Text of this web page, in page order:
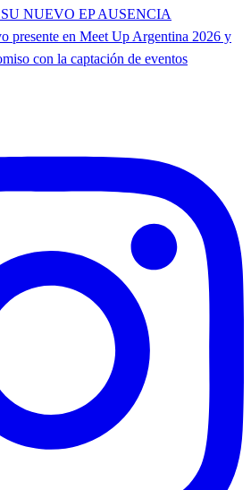
NUEVO EP AUSENCIA
presente en Meet Up Argentina 2026 y
con la captación de eventos